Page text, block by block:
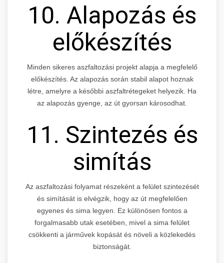
10. Alapozás és
előkészítés
Minden sikeres aszfaltozási projekt alapja a megfelelő
előkészítés. Az alapozás során stabil alapot hoznak
létre, amelyre a későbbi aszfaltrétegeket helyezik. Ha
az alapozás gyenge, az út gyorsan károsodhat.
11. Szintezés és
simítás
Az aszfaltozási folyamat részeként a felület szintezését
és simítását is elvégzik, hogy az út megfelelően
egyenes és sima legyen. Ez különösen fontos a
forgalmasabb utak esetében, mivel a sima felület
csökkenti a járművek kopását és növeli a közlekedés
biztonságát.